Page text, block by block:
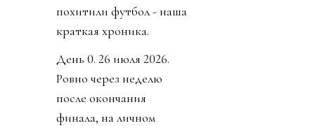
похитили футбол - наша
краткая хроника.
День 0. 26 июля 2026.
Ровно через неделю
после окончания
финала, на личном